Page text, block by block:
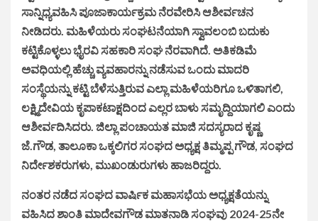
ಸಾನ್ನಿಧ್ಯವಹಿಸಿ ಪೂಜಾಕಾರ್ಯಕ್ರಮ ನೆರವೇರಿಸಿ ಆಶೀರ್ವಚನ
ನೀಡಿದರು. ಮಹಿಳೆಯರು ಸಂಘಟನೆಯಾಗಿ ಸ್ವಾವಲಂಬಿ ಬದುಕು
ಕಟ್ಟಿಕೊಳ್ಳಲು ಭೈರವಿ ಸಹಕಾರಿ ಸಂಘ ನೆರವಾಗಿದೆ. ಅತಿಕಡಿಮೆ
ಅವಧಿಯಲ್ಲಿ ಹೆಚ್ಚು ವ್ಯವಹಾರನ್ನು ನಡೆಸುವ ಒಂದು ಮಾದರಿ
ಸಂಸ್ಥೆಯನ್ನು ಕಟ್ಟಿ ಬೆಳೆಸುತ್ತಿರುವ ಎಲ್ಲಾ ಮಹಿಳೆಯರಿಗೂ ಒಳಿತಾಗಲಿ,
ಲಕ್ಷ್ಮಿದೇವಿಯ ಕೃಪಾಕಟಾಕ್ಷದಿಂದ ಎಲ್ಲರ ಬಾಳು ಸಮೃದ್ದಿಯಾಗಲಿ ಎಂದು
ಆಶೀರ್ವದಿಸಿದರು. ಜಿಲ್ಲಾ ಪಂಚಾಯತ ಮಾಜಿ ಸದಸ್ಯರಾದ ಕೃಷ್ಣ
ಜೆ.ಗೌಡ, ತಾಲೂಕಾ ಒಕ್ಕಲಿಗರ ಸಂಘದ ಅಧ್ಯಕ್ಷ ತಿಮ್ಮಪ್ಪ ಗೌಡ, ಸಂಘದ
ನಿರ್ದೇಶಕರುಗಳು, ಮುಖಂಡುರುಗಳು ಹಾಜರಿದ್ದರು.
ನಂತರ ನಡೆದ ಸಂಘದ ವಾರ್ಷಿಕ ಮಹಾಸಭೆಯ ಅಧ್ಯಕ್ಷತೆಯನ್ನು
ವಹಿಸಿದ ಶಾಂತಿ ಮಾದೇವಗೌಡ ಮಾತನಾಡಿ ಸಂಘವು 2024-25ನೇ